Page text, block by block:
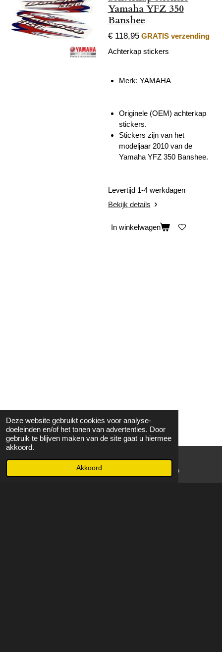
Deze website gebruikt cookies voor analyse-
doeleinden en/of het tonen van advertenties. Door
gebruik te blijven maken van de site gaat u hiermee
akkoord.
Akkoord
Yamaha YFZ 350
Banshee
€ 118,95 GRATIS verzending
Achterkap stickers
Merk: YAMAHA
Originele (OEM) achterkap
stickers.
Stickers zijn van het
modeljaar 2010 van de
Yamaha YFZ 350 Banshee.
Levertijd 1-4 werkdagen
Bekijk details
In winkelwagen
WhatsApp